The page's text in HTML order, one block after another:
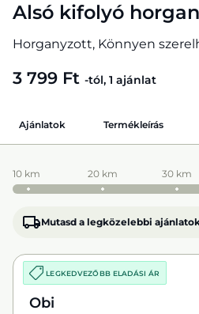
Alsó kifolyó
Horganyzott, Könnyen
3 799 Ft -tól, 1 ajánlat
Ajánlatok Termékleírás
10 km 20 km 30 km
Mutasd a legközelebbi
LEGKEDVEZŐBB ELADÁSI ÁR
Obi